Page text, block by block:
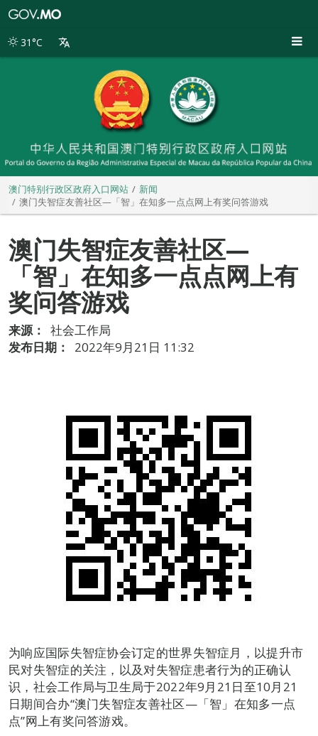
别
31°C
澳门特别行政区政府入口网站
新闻
澳门失智症友善社区—「智」在知多一点点网上有奖问答游戏
澳门失智症友善社区—
「智」在知多一点点网上有
奖问答游戏
来源：
社会工作局
发布日期：
2022年9月21日 11:32
为响应国际失智症协会订定的世界失智症月，以提升市
民对失智症的关注，以及对失智症患者行为的正确认
识，社会工作局与卫生局于2022年9月21日至10月21
日期间合办“澳门失智症友善社区—「智」在知多一点
点”网上有奖问答游戏。